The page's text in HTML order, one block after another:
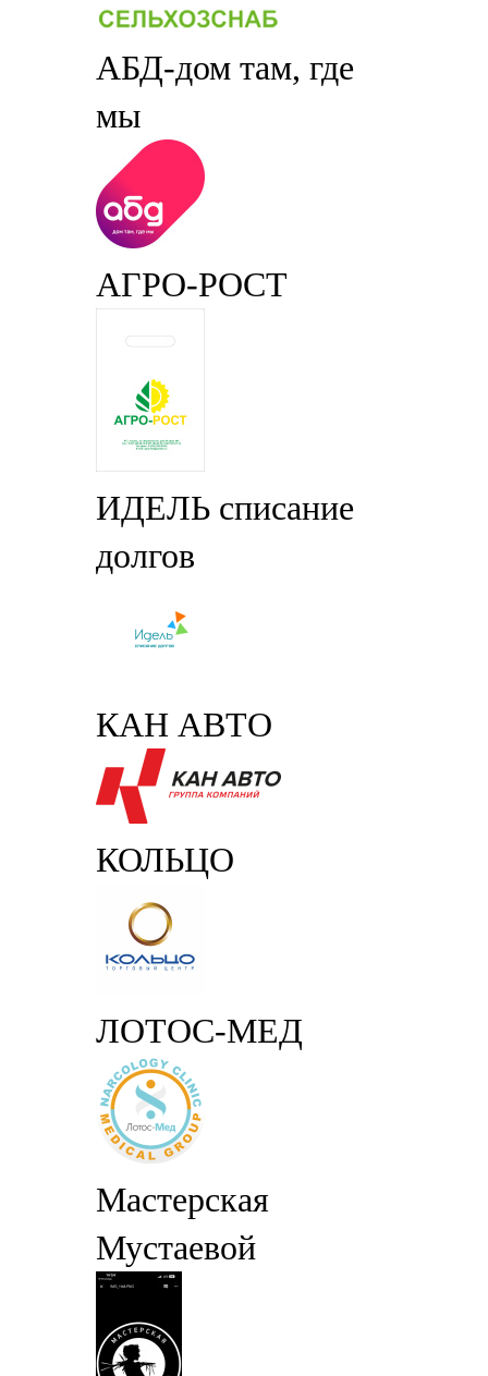
АБД-дом там, где
мы
АГРО-РОСТ
ИДЕЛЬ списание
долгов
КАН АВТО
КОЛЬЦО
ЛОТОС-МЕД
Мастерская
Мустаевой